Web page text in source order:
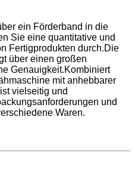
ein Förderband in die
Sie eine quantitative und
Fertigprodukten durch.Die
über einen großen
Genauigkeit.Kombiniert
mit anhebbarer
vielseitig und
und
Waren.